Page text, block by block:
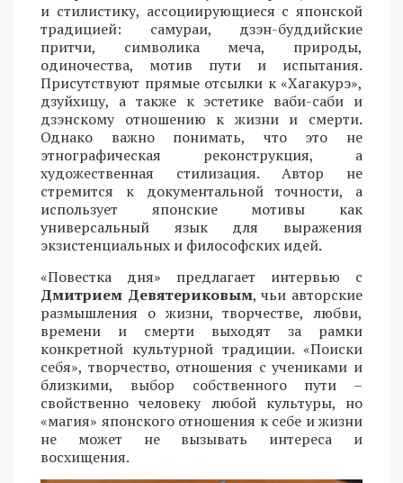
и стилистику, ассоциирующиеся с японской
традицией: самураи, дзэн-буддийские
притчи, символика меча, природы,
одиночества, мотив пути и испытания.
Присутствуют прямые отсылки к «Хагакурэ»,
дзуйхицу, а также к эстетике ваби-саби и
дзэнскому отношению к жизни и смерти.
Однако важно понимать, что это не
этнографическая реконструкция, а
художественная стилизация. Автор не
стремится к документальной точности, а
использует японские мотивы как
универсальный язык для выражения
экзистенциальных и философских идей.
«Повестка дня» предлагает интервью с
Дмитрием Девятериковым, чьи авторские
размышления о жизни, творчестве, любви,
времени и смерти выходят за рамки
конкретной культурной традиции. «Поиски
себя», творчество, отношения с учениками и
близкими, выбор собственного пути –
свойственно человеку любой культуры, но
«магия» японского отношения к себе и жизни
не может не вызывать интереса и
восхищения.